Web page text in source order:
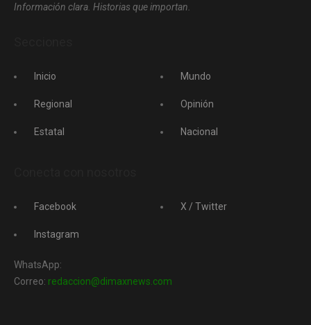
Información clara. Historias que importan.
Inicio
Regional
Estatal
Mundo
Opinión
Nacional
Facebook
Instagram
X / Twitter
WhatsApp:
Correo: redaccion@dimaxnews.com